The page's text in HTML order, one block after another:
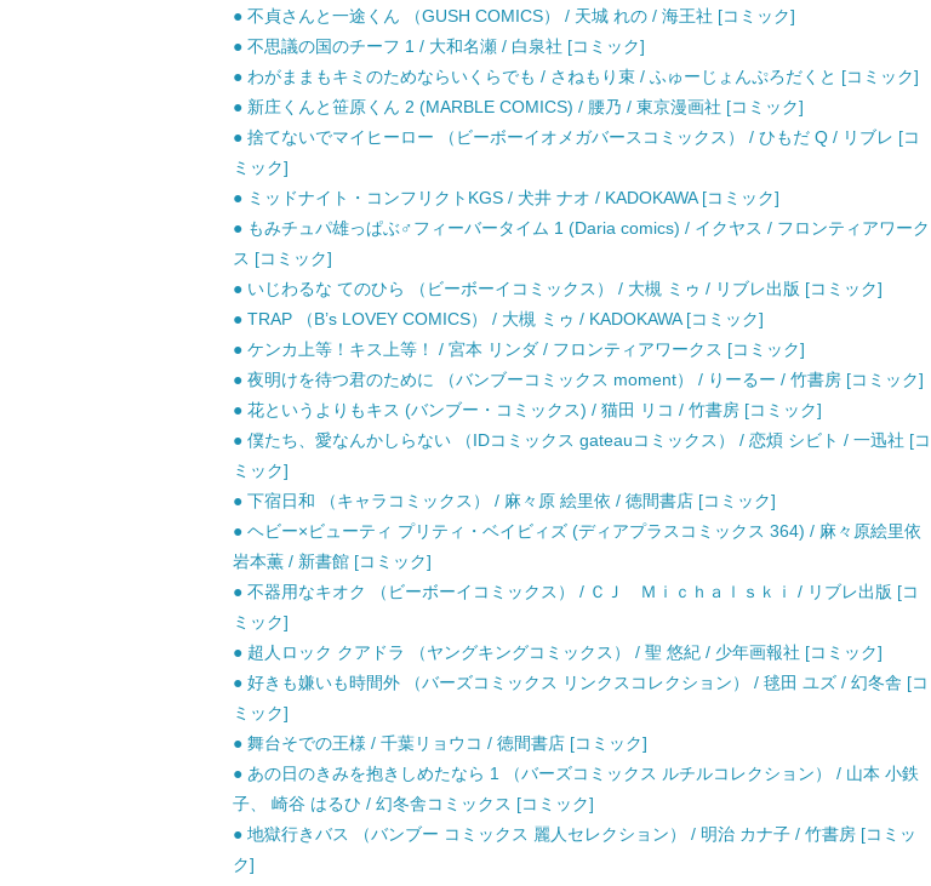
● 不貞さんと一途くん （GUSH COMICS） / 天城 れの / 海王社 [コミック]
● 不思議の国のチーフ 1 / 大和名瀬 / 白泉社 [コミック]
● わがままもキミのためならいくらでも / さねもり束 / ふゅーじょんぷろだくと [コミック]
● 新庄くんと笹原くん 2 (MARBLE COMICS) / 腰乃 / 東京漫画社 [コミック]
● 捨てないでマイヒーロー （ビーボーイオメガバースコミックス） / ひもだ Q / リブレ [コ
ミック]
● ミッドナイト・コンフリクトKGS / 犬井 ナオ / KADOKAWA [コミック]
● もみチュパ雄っぱぶ♂フィーバータイム 1 (Daria comics) / イクヤス / フロンティアワーク
ス [コミック]
● いじわるな てのひら （ビーボーイコミックス） / 大槻 ミゥ / リブレ出版 [コミック]
● TRAP （B’s LOVEY COMICS） / 大槻 ミゥ / KADOKAWA [コミック]
● ケンカ上等！キス上等！ / 宮本 リンダ / フロンティアワークス [コミック]
● 夜明けを待つ君のために （バンブーコミックス moment） / りーるー / 竹書房 [コミック]
● 花というよりもキス (バンブー・コミックス) / 猫田 リコ / 竹書房 [コミック]
● 僕たち、愛なんかしらない （IDコミックス gateauコミックス） / 恋煩 シビト / 一迅社 [コ
ミック]
● 下宿日和 （キャラコミックス） / 麻々原 絵里依 / 徳間書店 [コミック]
● ヘビー×ビューティ プリティ・ベイビィズ (ディアプラスコミックス 364) / 麻々原絵里依
岩本薫 / 新書館 [コミック]
● 不器用なキオク （ビーボーイコミックス） / ＣＪ Ｍｉｃｈａｌｓｋｉ / リブレ出版 [コ
ミック]
● 超人ロック クアドラ （ヤングキングコミックス） / 聖 悠紀 / 少年画報社 [コミック]
● 好きも嫌いも時間外 （バーズコミックス リンクスコレクション） / 毬田 ユズ / 幻冬舎 [コ
ミック]
● 舞台そでの王様 / 千葉リョウコ / 徳間書店 [コミック]
● あの日のきみを抱きしめたなら 1 （バーズコミックス ルチルコレクション） / 山本 小鉄
子、 崎谷 はるひ / 幻冬舎コミックス [コミック]
● 地獄行きバス （バンブー コミックス 麗人セレクション） / 明治 カナ子 / 竹書房 [コミッ
ク]